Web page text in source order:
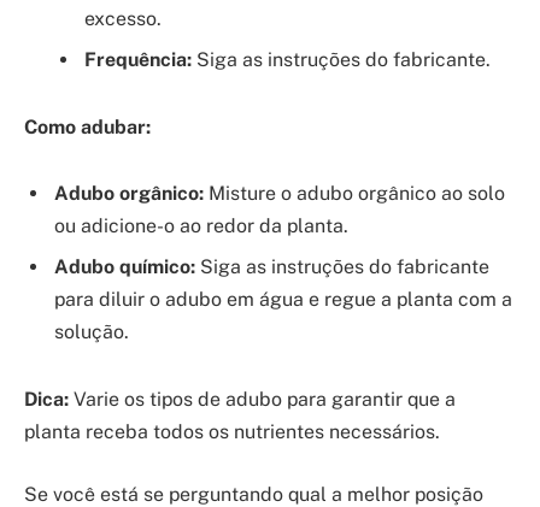
excesso.
Frequência: Siga as instruções do fabricante.
Como adubar:
Adubo orgânico: Misture o adubo orgânico ao solo
ou adicione-o ao redor da planta.
Adubo químico: Siga as instruções do fabricante
para diluir o adubo em água e regue a planta com a
solução.
Dica: Varie os tipos de adubo para garantir que a
planta receba todos os nutrientes necessários.
Se você está se perguntando qual a melhor posição